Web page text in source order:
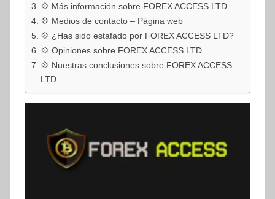
💠 Más información sobre FOREX ACCESS LTD
💠 Medios de contacto – Página web
💠 ¿Has sido estafado por FOREX ACCESS LTD?
💠 Opiniones sobre FOREX ACCESS LTD
💠 Nuestras conclusiones sobre FOREX ACCESS
LTD